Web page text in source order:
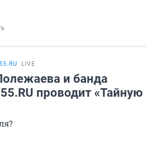
LIVE
и банда
проводит «Тайную